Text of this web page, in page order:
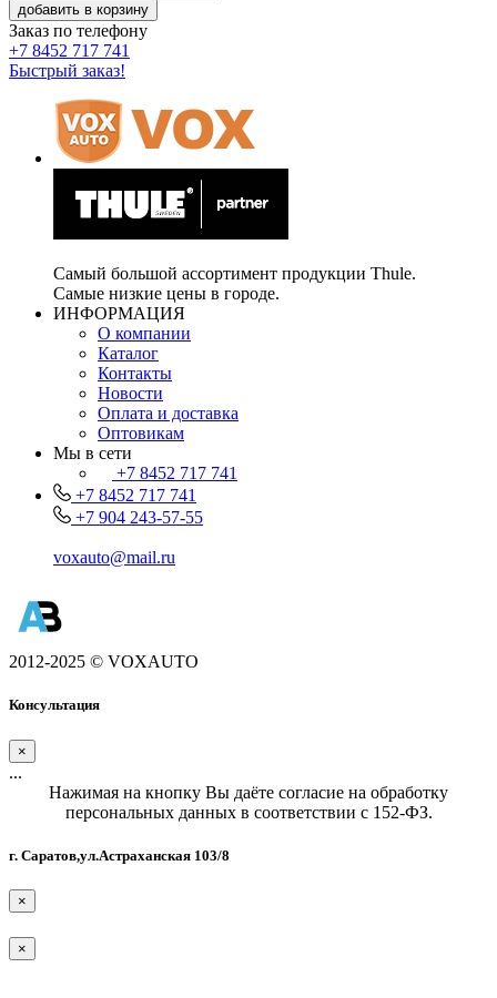
добавить в корзину
Заказ по телефону
+7 8452 717 741
Быстрый заказ!
Самый большой ассортимент продукции Thule.
Самые низкие цены в городе.
ИНФОРМАЦИЯ
О компании
Каталог
Контакты
Новости
Оплата и доставка
Оптовикам
Мы в сети
+7 8452 717 741
+7 8452 717 741
+7 904 243-57-55
voxauto@mail.ru
2012-2025 © VOXAUTO
Консультация
×
...
Нажимая на кнопку Вы даёте согласие на обработку
персональных данных в соответствии с 152-ФЗ.
г. Саратов,ул.Астраханская 103/8
×
×